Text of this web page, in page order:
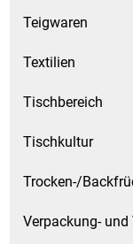
Teigwaren
Textilien
Tischbereich
Tischkultur
Trocken-/
Verpackung-